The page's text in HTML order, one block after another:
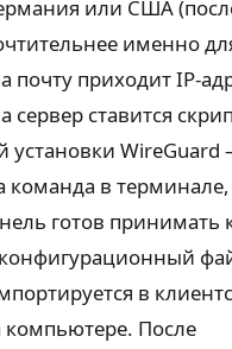
или США
именно
почту приходит IP-
сервер ставится
установки
команда в
готов принимать
в
После